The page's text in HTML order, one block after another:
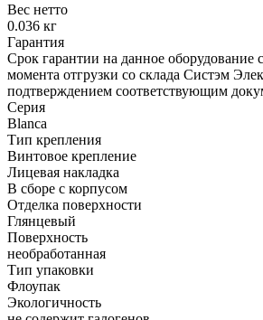
Вес нетто
0.036 кг
Гарантия
Срок гарантии на данное оборудование
момента отгрузки со склада Систэм
подтверждением соответствующим
Серия
Blanca
Тип крепления
Винтовое крепление
Лицевая накладка
В сборе с корпусом
Отделка поверхности
Глянцевый
Поверхность
необработанная
Тип упаковки
Флоупак
Экологичность